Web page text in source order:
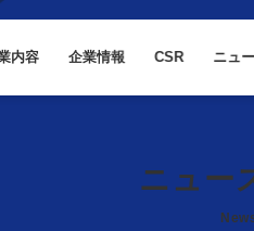
内容 企業情報 CSR ニュ
ニュー